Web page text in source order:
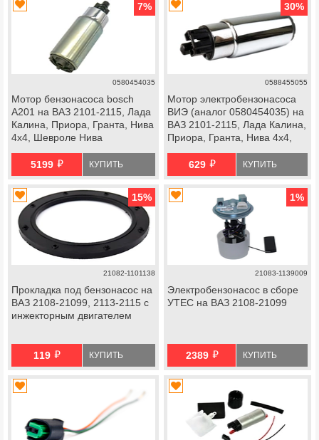
7%
0580454035
Мотор бензонасоса bosch
А201 на ВАЗ 2101-2115, Лада
Калина, Приора, Гранта, Нива
4х4, Шевроле Нива
5199 й КУПИТЬ
30%
0588455055
Мотор электробензонасоса
ВИЭ (аналог 0580454035) на
ВАЗ 2101-2115, Лада Калина,
Приора, Гранта, Нива 4х4,
629 й КУПИТЬ
15%
21082-1101138
Прокладка под бензонасос на
ВАЗ 2108-21099, 2113-2115 с
инжекторным двигателем
119 й КУПИТЬ
1%
21083-1139009
Электробензонасос в сборе
УТЕС на ВАЗ 2108-21099
2389 й КУПИТЬ